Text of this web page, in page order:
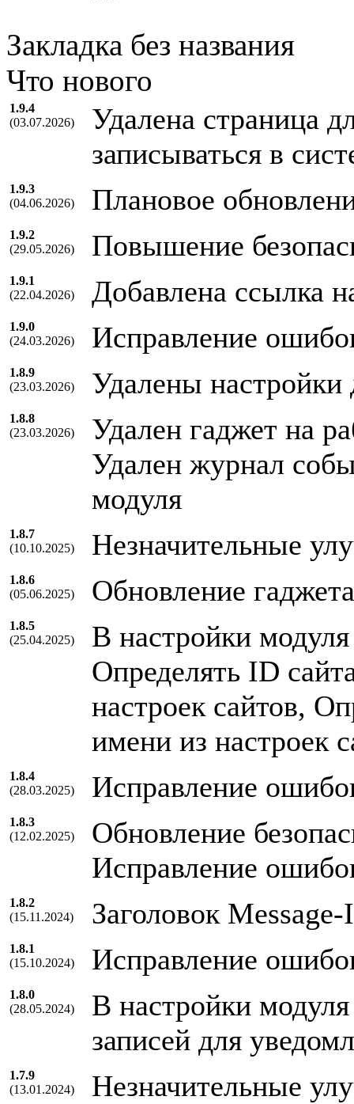
Закладка без названия
Что нового
1.9.4
(03.07.2026)
Удалена страница
записываться в
1.9.3
(04.06.2026)
Плановое
1.9.2
(29.05.2026)
Повышение
1.9.1
(22.04.2026)
Добавлена ссылка
1.9.0
(24.03.2026)
Исправление
1.8.9
(23.03.2026)
Удалены
1.8.8
(23.03.2026)
Удален гаджет на
Удален журнал
модуля
1.8.7
(10.10.2025)
Незначительные
1.8.6
(05.06.2025)
Обновление гаджета
1.8.5
(25.04.2025)
В настройки
Определять ID
настроек сайтов,
имени из настроек
1.8.4
(28.03.2025)
Исправление
1.8.3
(12.02.2025)
Обновление
Исправление
1.8.2
(15.11.2024)
Заголовок
1.8.1
(15.10.2024)
Исправление
1.8.0
(28.05.2024)
В настройки
записей для
1.7.9
(13.01.2024)
Незначительные